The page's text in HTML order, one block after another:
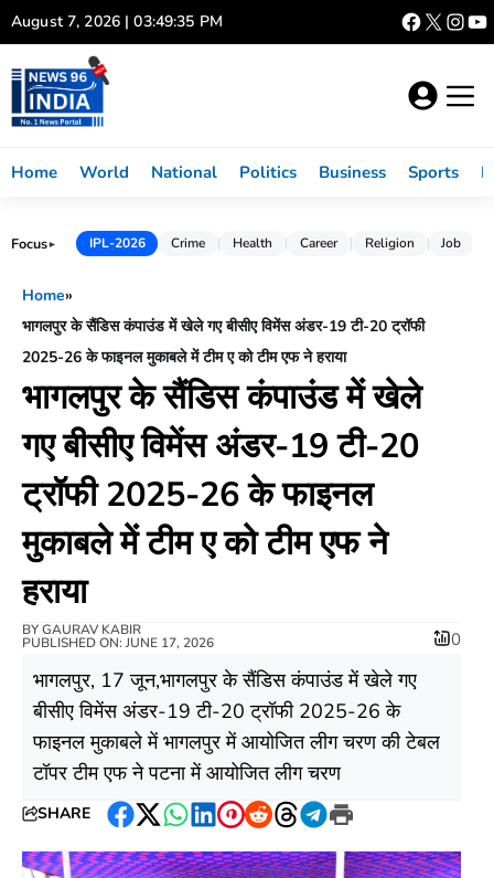
Skip
to
content
August 7, 2026 | 03:49:36 PM
Home World National Politics Business Sports
Focus► IPL-2026 Crime Health Career Religion Job
Home»
भागलपुर के सैंडिस कंपाउंड में खेले गए बीसीए विमेंस अंडर-19 टी-20 ट्रॉफी
2025-26 के फाइनल मुकाबले में टीम ए को टीम एफ ने हराया
भागलपुर के सैंडिस कंपाउंड में खेले
गए बीसीए विमेंस अंडर-19 टी-20
ट्रॉफी 2025-26 के फाइनल
मुकाबले में टीम ए को टीम एफ ने
हराया
BYGAURAV KABIR
PUBLISHED ON: JUNE 17, 2026 0
भागलपुर, 17 जून,भागलपुर के सैंडिस कंपाउंड में खेले गए
बीसीए विमेंस अंडर-19 टी-20 ट्रॉफी 2025-26 के
फाइनल मुकाबले में भागलपुर में आयोजित लीग चरण की टेबल
टॉपर टीम एफ ने पटना में आयोजित लीग चरण
SHARE
Facebook
Twitter
WhatsApp
LinkedIn
Pinterest
RedditThreads
Telegram
Print